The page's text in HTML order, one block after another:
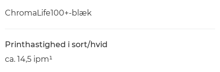
ChromaLife100+-blæk
Printhastighed i sort/hvid
ca. 14,5 ipm¹